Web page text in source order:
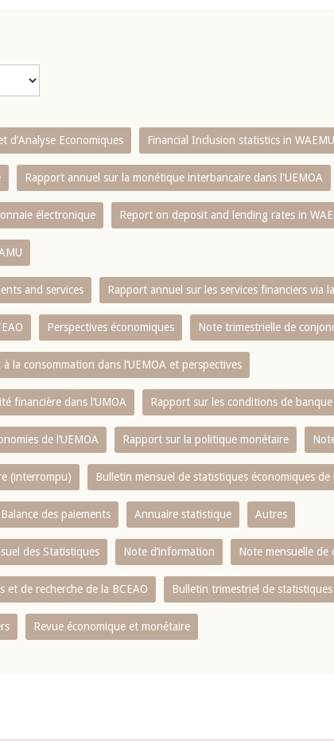
d’Analyse Economiques Financial Inclusion statistics in WAEMU
Rapport annuel sur la monétique interbancaire dans l'UEMOA
électronique Report on deposit and lending rates in
and services Rapport annuel sur les services financiers via
Perspectives économiques Note trimestrielle de
la consommation dans l‘UEMOA et perspectives
financière dans l‘UMOA Rapport sur les conditions de banque
de l‘UEMOA Rapport sur la politique monétaire
(interrompu) Bulletin mensuel de statistiques économiques de
Balance des paiements Annuaire statistique Autres
des Statistiques Note d’information Note mensuelle de
et de recherche de la BCEAO Bulletin trimestriel de statistiques
Revue économique et monétaire